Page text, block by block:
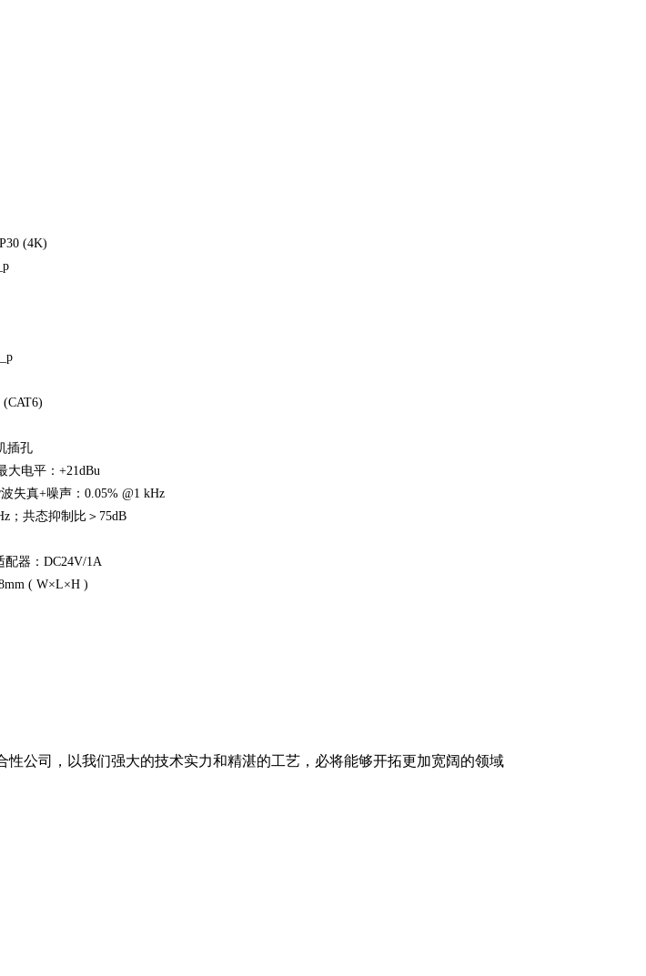
(4K)
(CAT6)
插孔
大电平：+21dBu
失真+噪声：0.05% @1 kHz
；共态抑制比＞75dB
配器：DC24V/1A
( W×L×H )
公司，以我们强大的技术实力和精湛的工艺，必将能够开拓更加宽阔的领域